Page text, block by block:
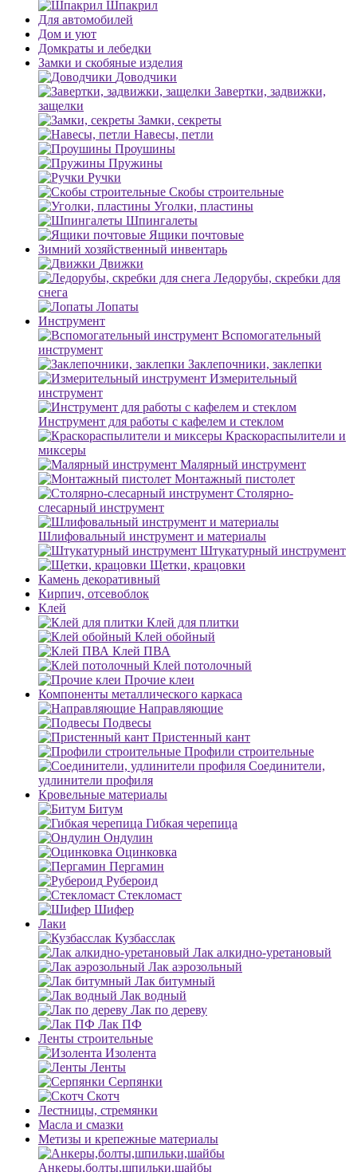
Шпакрил
Для автомобилей
Дом и уют
Домкраты и лебедки
Замки и скобяные изделия
Доводчики
Завертки, задвижки,
защелки
Замки, секреты
Навесы, петли
Проушины
Пружины
Ручки
Скобы строительные
Уголки, пластины
Шпингалеты
Ящики почтовые
Зимний хозяйственный инвентарь
Движки
Ледорубы, скребки для
снега
Лопаты
Инструмент
Вспомогательный
инструмент
Заклепочники, заклепки
Измерительный
инструмент
Инструмент для работы с кафелем и стеклом
Краскораспылители и
миксеры
Малярный инструмент
Монтажный пистолет
Столярно-
слесарный инструмент
Шлифовальный инструмент и материалы
Штукатурный инструмент
Щетки, крацовки
Камень декоративный
Кирпич, отсевоблок
Клей
Клей для плитки
Клей обойный
Клей ПВА
Клей потолочный
Прочие клеи
Компоненты металлического каркаса
Направляющие
Подвесы
Пристенный кант
Профили строительные
Соединители,
удлинители профиля
Кровельные материалы
Битум
Гибкая черепица
Ондулин
Оцинковка
Пергамин
Рубероид
Стекломаст
Шифер
Лаки
Кузбасслак
Лак алкидно-уретановый
Лак аэрозольный
Лак битумный
Лак водный
Лак по дереву
Лак ПФ
Ленты строительные
Изолента
Ленты
Серпянки
Скотч
Лестницы, стремянки
Масла и смазки
Метизы и крепежные материалы
Анкеры,болты,шпильки,шайбы